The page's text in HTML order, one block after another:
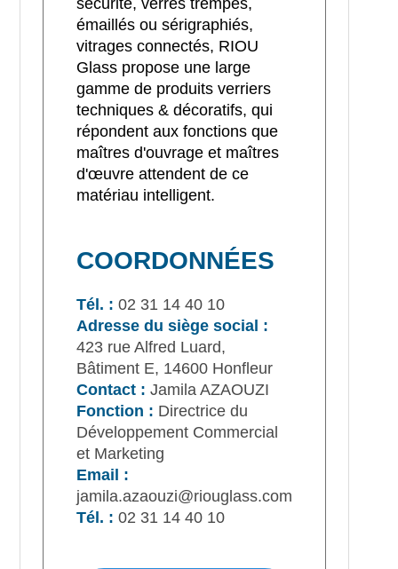
sécurité, verres trempés,
émaillés ou sérigraphiés,
vitrages connectés, RIOU
Glass propose une large
gamme de produits verriers
techniques & décoratifs, qui
répondent aux fonctions que
maîtres d'ouvrage et maîtres
d'œuvre attendent de ce
matériau intelligent.
COORDONNÉES
Tél. : 02 31 14 40 10
Adresse du siège social :
423 rue Alfred Luard,
Bâtiment E, 14600 Honfleur
Contact : Jamila AZAOUZI
Fonction : Directrice du
Développement Commercial
et Marketing
Email :
jamila.azaouzi@riouglass.com
Tél. : 02 31 14 40 10